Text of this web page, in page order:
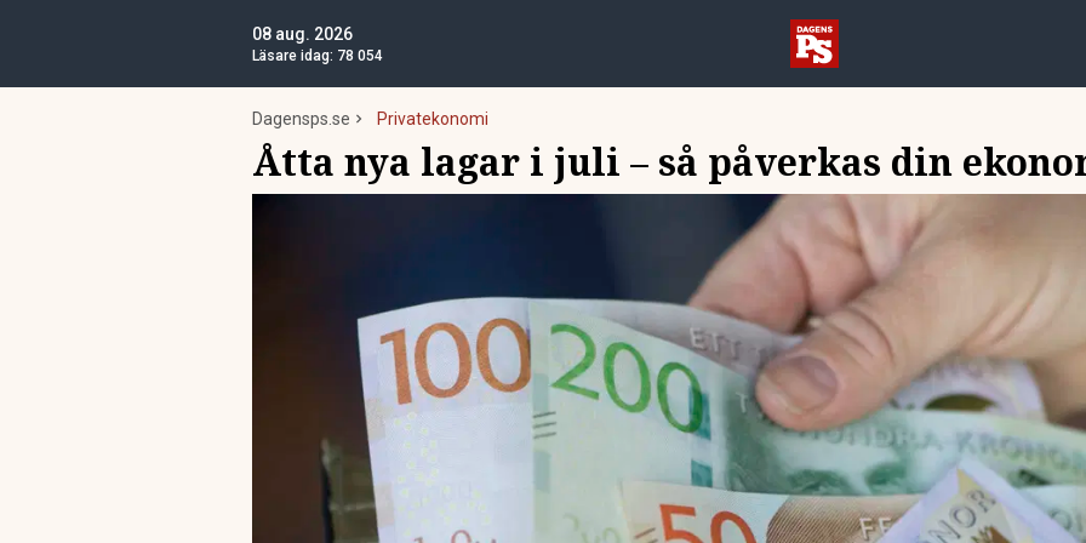
08 aug. 2026
Läsare idag: 78 054
Dagensps.se Privatekonomi
Åtta nya lagar i juli – så påverkas din